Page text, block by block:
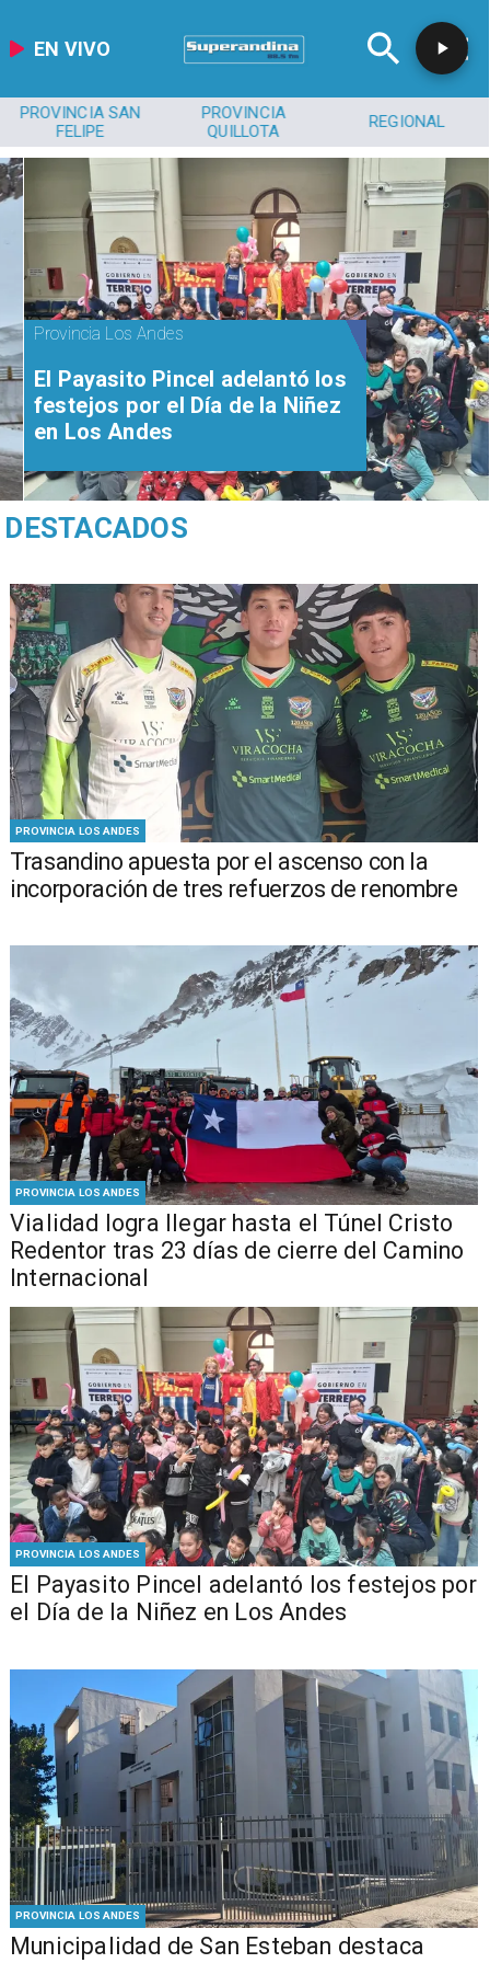
EN VIVO
PROVINCIA SAN
FELIPE
PROVINCIA
QUILLOTA
REGIONAL
PROVINCIA LOS ANDES
Trasandino apuesta por el ascenso con la
incorporación de tres refuerzos de renombre
PROVINCIA LOS ANDES
Vialidad logra llegar hasta el Túnel Cristo
Redentor tras 23 días de cierre del Camino
Internacional
PROVINCIA LOS ANDES
El Payasito Pincel adelantó los festejos por
el Día de la Niñez en Los Andes
PROVINCIA LOS ANDES
Municipalidad de San Esteban destaca
Provincia Los Andes
El Payasito Pincel adelantó los
festejos por el Día de la Niñez
en Los Andes
DESTACADOS